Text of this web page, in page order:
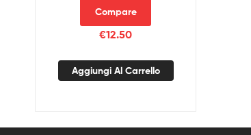
Compare
€12.50
Aggiungi Al Carrello